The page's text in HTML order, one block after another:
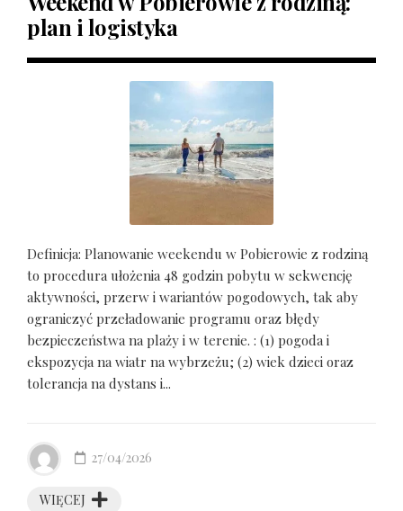
plan i logistyka
Definicja: Planowanie weekendu w Pobierowie z rodziną
to procedura ułożenia 48 godzin pobytu w sekwencję
aktywności, przerw i wariantów pogodowych, tak aby
ograniczyć przeładowanie programu oraz błędy
bezpieczeństwa na plaży i w terenie. : (1) pogoda i
ekspozycja na wiatr na wybrzeżu; (2) wiek dzieci oraz
tolerancja na dystans i...
WIĘCEJ
27/04/2026